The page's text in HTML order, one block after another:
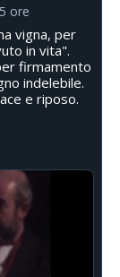
ore
vigna, per
in vita".
firmamento
indelebile.
e riposo.